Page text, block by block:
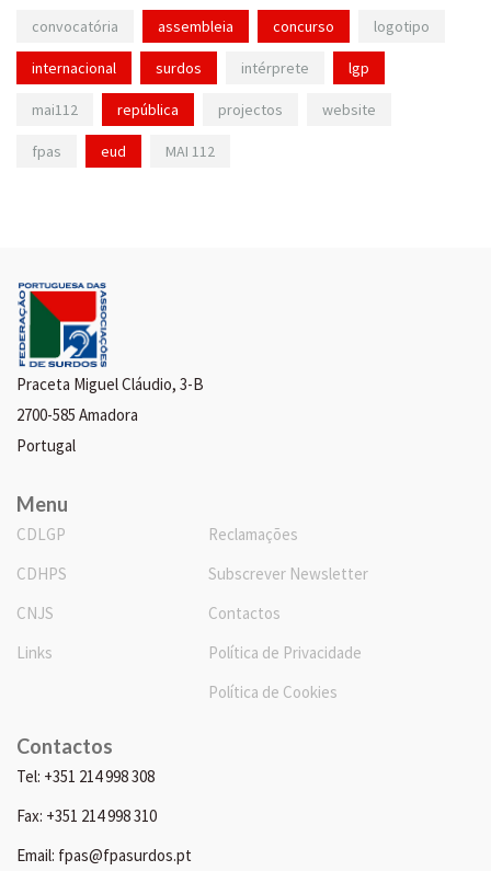
convocatória assembleia concurso logotipo
internacional surdos intérprete lgp
mai112 república projectos website
fpas eud MAI 112
Praceta Miguel Cláudio, 3-B
2700-585 Amadora
Portugal
Menu
CDLGP
CDHPS
CNJS
Links
Reclamações
Subscrever Newsletter
Contactos
Política de Privacidade
Política de Cookies
Contactos
Tel: +351 214 998 308
Fax: +351 214 998 310
Email: fpas@fpasurdos.pt